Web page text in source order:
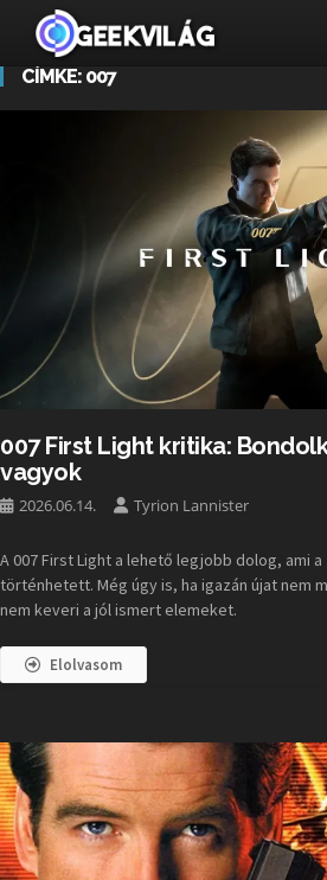
CÍMKE: 007
007 First Light kritika:
vagyok
2026.06.14. Tyrion Lannister
A 007 First Light a lehető legjobb dolog, ami
történhetett. Még úgy is, ha igazán újat nem
nem keveri a jól ismert elemeket.
Elolvasom